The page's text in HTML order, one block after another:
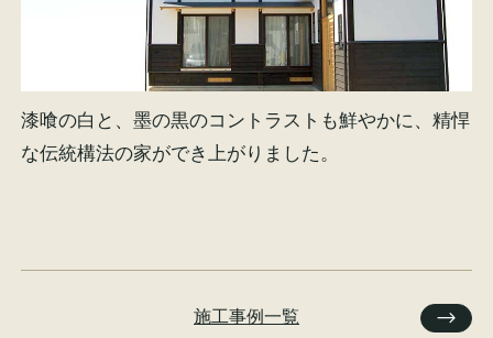
漆喰の白と、墨の黒のコントラストも鮮やかに、精悍
な伝統構法の家ができ上がりました。
施工事例一覧